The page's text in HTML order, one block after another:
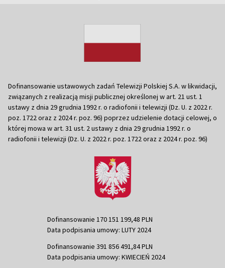
Dofinansowanie ustawowych zadań Telewizji Polskiej S.A. w likwidacji,
związanych z realizacją misji publicznej określonej w art. 21 ust. 1
ustawy z dnia 29 grudnia 1992 r. o radiofonii i telewizji (Dz. U. z 2022 r.
poz. 1722 oraz z 2024 r. poz. 96) poprzez udzielenie dotacji celowej, o
której mowa w art. 31 ust. 2 ustawy z dnia 29 grudnia 1992 r. o
radiofonii i telewizji (Dz. U. z 2022 r. poz. 1722 oraz z 2024 r. poz. 96)
Dofinansowanie 170 151 199,48 PLN
Data podpisania umowy: LUTY 2024
Dofinansowanie 391 856 491,84 PLN
Data podpisania umowy: KWIECIEŃ 2024